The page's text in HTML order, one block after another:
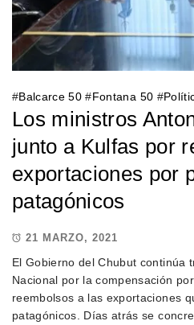
#Balcarce 50 #Fontana 50 #
Los ministros
junto a Kulfas por
exportaciones por
patagónicos
21 MARZO, 2021
El Gobierno del Chubut continúa
Nacional por la compensación
reembolsos a las exportaciones
patagónicos. Días atrás se